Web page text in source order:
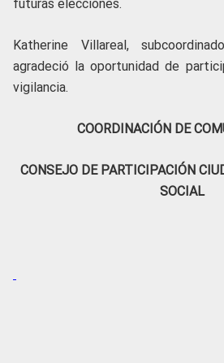
futuras elecciones.
Katherine Villareal,
agradeció la oportunidad de
vigilancia.
COORDINACIÓN DE
CONSEJO DE PARTICIPACIÓN
SOCIAL